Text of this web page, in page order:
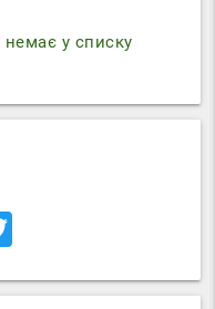
у списку